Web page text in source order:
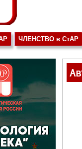
ЧЛЕНСТВО в СтАР